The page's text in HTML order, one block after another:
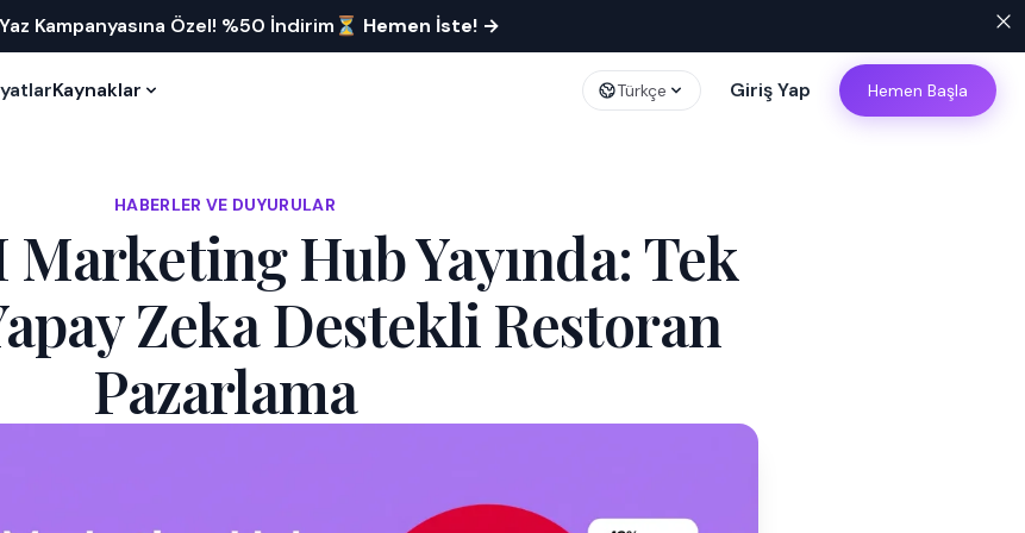
Kampanyasına Özel! %50 İndirim⏳ Hemen İste! →
Kaynaklar Türkçe Giriş Yap Hemen Başla
HABERLER VE DUYURULAR
Hub Yayında: Tek
Zeka Destekli Restoran
Pazarlama